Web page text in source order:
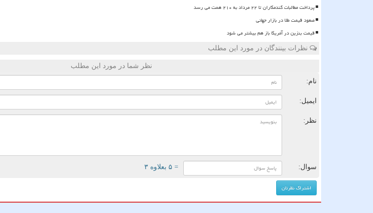
پرداخت مطالبات گندمکاران تا ۲۲ مرداد به ۲۱۰ همت می رسد
صعود قیمت طلا در بازار جهانی
قیمت بنزین در آمریکا باز هم بیشتر می شود
نظرات بینندگان در مورد این مطلب
نظر شما در مورد این مطلب
نام:
ایمیل:
نظر:
سوال: = ۵ بعلاوه ۳